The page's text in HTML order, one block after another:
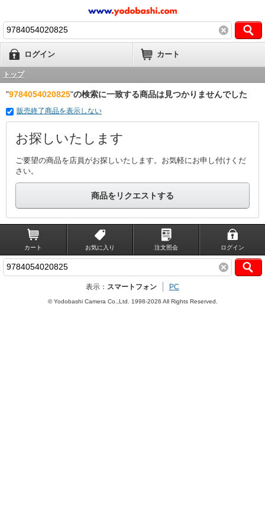
ログイン カート
トップ
"9784054020825"の検索に一致する商品は見つかりませんでした
販売終了商品を表示しない
お探しいたします
ご要望の商品を店員がお探しいたします。お気軽にお申し付けくだ
さい。
商品をリクエストする
カート お気に入り 注文照会 ログイン
表示： スマートフォン PC
© Yodobashi Camera Co.,Ltd. 1998-2026 All Rights Reserved.